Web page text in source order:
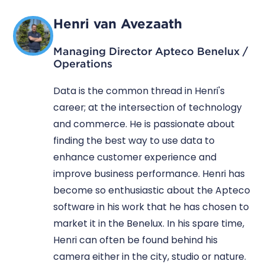
Henri van Avezaath
Managing Director Apteco Benelux /
Operations
Data is the common thread in Henri's
career; at the intersection of technology
and commerce. He is passionate about
finding the best way to use data to
enhance customer experience and
improve business performance. Henri has
become so enthusiastic about the Apteco
software in his work that he has chosen to
market it in the Benelux. In his spare time,
Henri can often be found behind his
camera either in the city, studio or nature.